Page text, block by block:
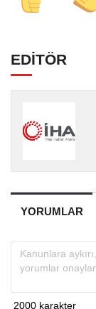
EDİTÖR
YORUMLAR